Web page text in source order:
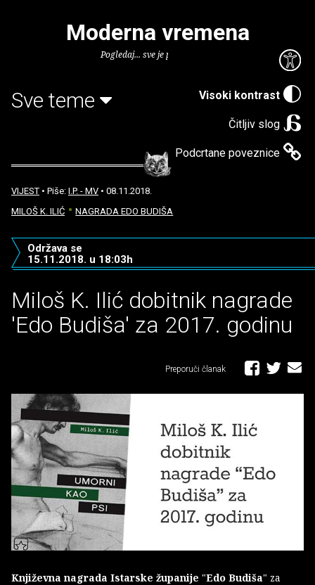
Visoki kontrast
Čitljiv slog
Podcrtane poveznice
Moderna vremena
Pogledaj... sve je puno knjiga.
Sve teme
VIJEST • Piše: I.P. - MV • 08.11.2018.
MILOŠ K. ILIĆ
NAGRADA EDO BUDIŠA
Miloš K. Ilić dobitnik nagrade
'Edo Budiša' za 2017. godinu
Održava se
15.11.2018. u 18:03h
Preporuči članak
Književna nagrada Istarske županije "Edo Budiša" za